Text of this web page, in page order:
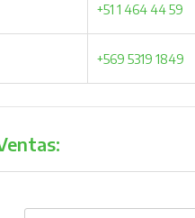
+51 1 464 44 59
+569 5319 1849